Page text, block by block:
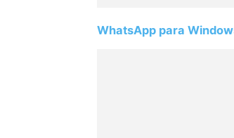
WhatsApp para